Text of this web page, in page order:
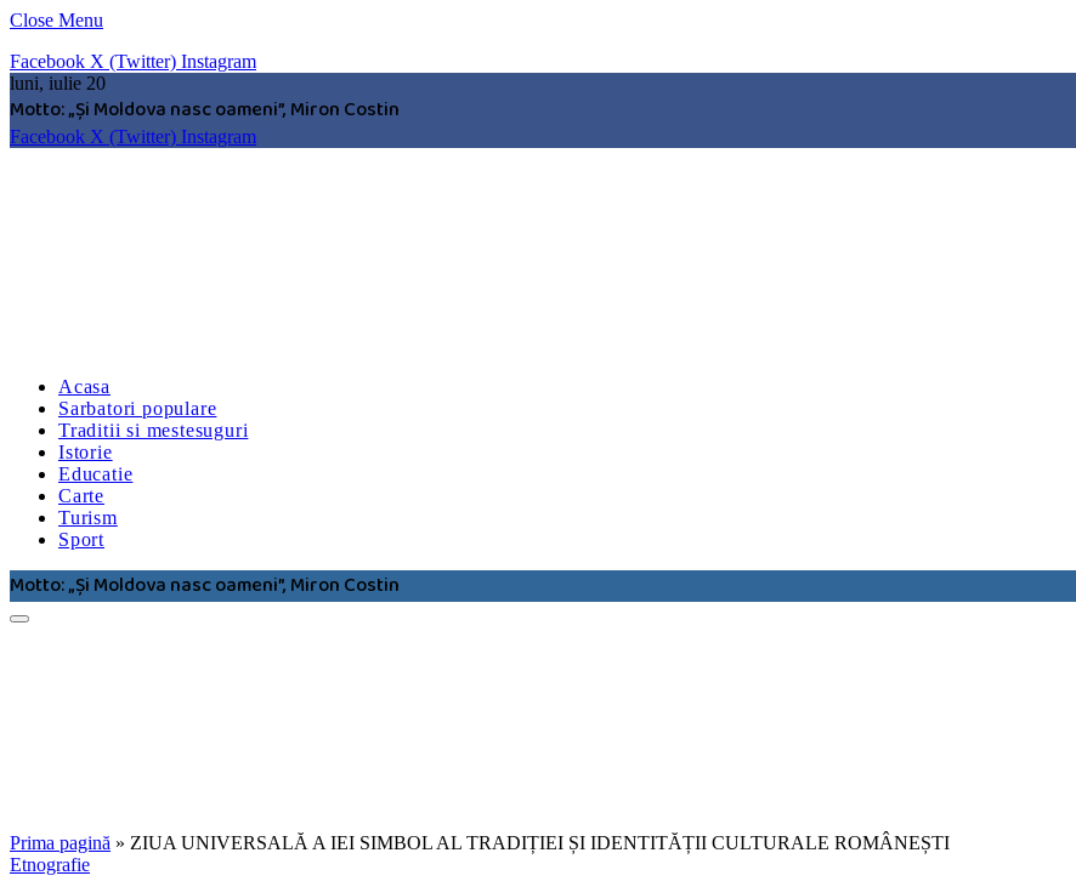
Close Menu
Facebook X (Twitter) Instagram
luni, iulie 20
Motto: „Şi Moldova nasc oameni”, Miron Costin
Facebook X (Twitter) Instagram
Acasa
Sarbatori populare
Traditii si mestesuguri
Istorie
Educatie
Carte
Turism
Sport
Motto: „Şi Moldova nasc oameni”, Miron Costin
Prima pagină » ZIUA UNIVERSALĂ A IEI SIMBOL AL TRADIȚIEI ȘI IDENTITĂȚII CULTURALE ROMÂNEȘTI
Etnografie